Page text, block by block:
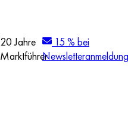
20 Jahre
Marktführer
15 % bei
Newsletteranmeldung